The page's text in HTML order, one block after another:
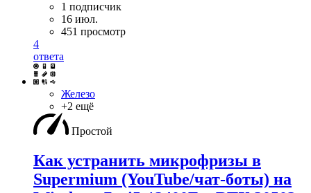
1 подписчик
16 июл.
451 просмотр
4
ответа
Железо
+2 ещё
Простой
Как устранить микрофризы в
Supermium (YouTube/чат-боты) на